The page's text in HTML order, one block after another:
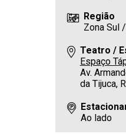
Região
Zona Sul
Teatro /
Espaço
Av.
da Tijuca,
Ao lado